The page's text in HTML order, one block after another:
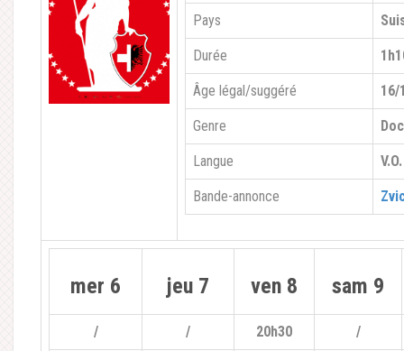
Pays
Durée
Âge légal/suggéré 16/
Genre
Langue
Bande-annonce
mer 6 jeu 7 ven 8 sam 9
/ / 20h30 /